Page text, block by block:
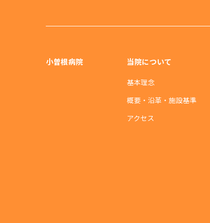
小曽根病院 当院について
基本理念
概要・沿革・施設基準
アクセス